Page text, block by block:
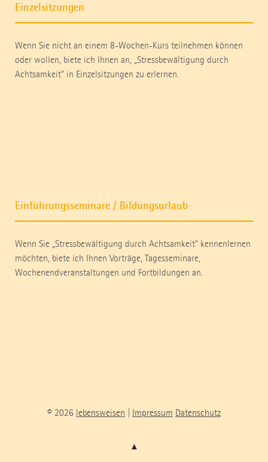
Einzelsitzungen
Wenn Sie nicht an einem 8-Wochen-Kurs teilnehmen können
oder wollen, biete ich Ihnen an, „Stressbewältigung durch
Achtsamkeit“ in Einzelsitzungen zu erlernen.
Einführungsseminare / Bildungsurlaub
Wenn Sie „Stressbewältigung durch Achtsamkeit“ kennenlernen
möchten, biete ich Ihnen Vorträge, Tagesseminare,
Wochenendveranstaltungen und Fortbildungen an.
© 2026 lebensweisen Impressum Datenschutz